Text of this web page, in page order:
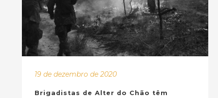
19 de dezembro de 2020
Brigadistas de Alter do Chão têm